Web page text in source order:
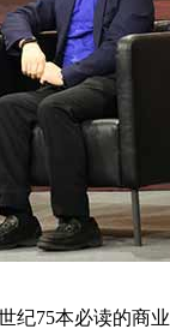
纪75本必读的商业